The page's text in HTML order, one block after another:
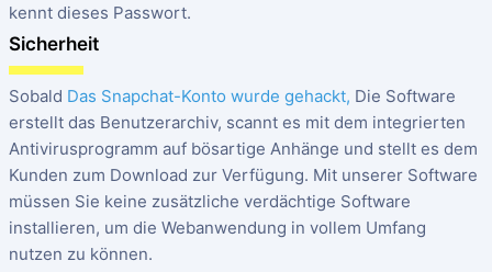
kennt dieses Passwort.
Sicherheit
Sobald Das Snapchat-Konto wurde gehackt, Die Software
erstellt das Benutzerarchiv, scannt es mit dem integrierten
Antivirusprogramm auf bösartige Anhänge und stellt es dem
Kunden zum Download zur Verfügung. Mit unserer Software
müssen Sie keine zusätzliche verdächtige Software
installieren, um die Webanwendung in vollem Umfang
nutzen zu können.